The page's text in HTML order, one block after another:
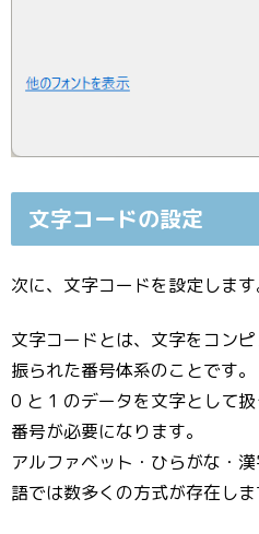
文字コードの設定
次に、文字コードを設定します
文字コードとは、文字をコン
振られた番号体系のことです。
0 と 1 のデータを文字として
番号が必要になります。
アルファベット・ひらがな・
語では数多くの方式が存在しま